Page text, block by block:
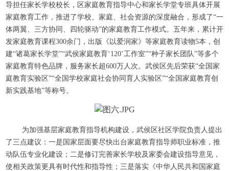
导担任家长学校校长，区家庭教育指导中心和家长学堂专班具体开展
家庭教育工作，推进了学校、家庭、社会资源的深度融合，形成了“一
体两翼、三方协同、四轮驱动”的家庭教育工作模式。五年来，累计开
发家庭教育课程300余门，出版《以爱润家》等家庭教育读物5本，创
建“诸葛家长学堂”“武侯家庭教育‘120’工作室”“种子家长团队”等多个
家庭教育特色品牌，服务家长超600万人次。武侯区先后荣获“全国家
庭教育实验区”“全国学校家庭社会协同育人实验区”“全国家庭教育创
新实践基地”等称号。
为加强基层家庭教育指导机构建设，武侯区社区学院负责人提出
了三点建议：一是国家层面要尽快出台家庭教育指导师职业标准，推
动队伍专业化建设；二是修订完善家长学校及家委会建设指导意见，
使相关政策更具有时代性和指导性；三是落实《中华人民共和国家庭